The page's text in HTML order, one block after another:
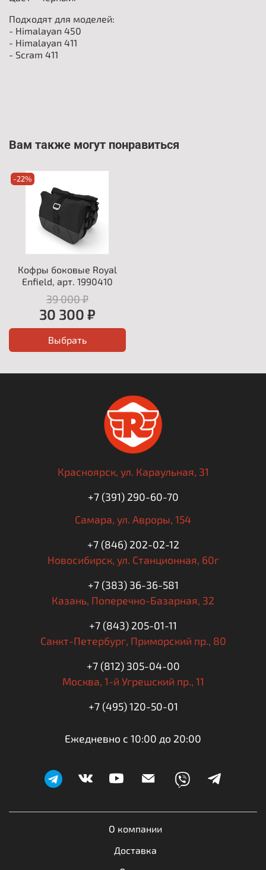
Подходят для моделей:
- Himalayan 450
- Himalayan 411
- Scram 411
Вам также могут понравиться
-22%
Кофры боковые Royal
Enfield, арт. 1990410
39 000 ₽
30 300 ₽
Выбрать
О компании
Доставка
Красноярск, ул. Караульная, 31
+7 (391) 290-60-70
Самара, ул. Авроры, 154
+7 (846) 202-02-12
Новосибирск, ул. Станционная, 60г
+7 (383) 36-36-581
Казань, Поперечно-Базарная, 32
+7 (843) 205-01-11
Санкт-Петербург, Приморский пр., 80
+7 (812) 305-04-00
Москва, 1-й Угрешский пр., 11
+7 (495) 120-50-01
Ежедневно с 10:00 до 20:00